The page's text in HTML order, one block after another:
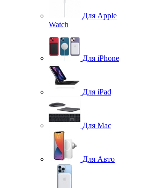
Для Apple
Watch
Для iPhone
Для iPad
Для Mac
Для Авто